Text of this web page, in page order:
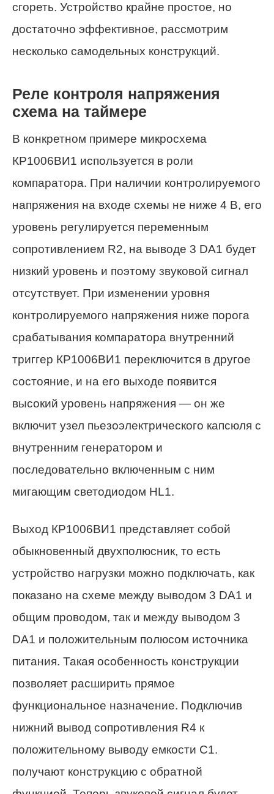
сгореть. Устройство крайне простое, но
достаточно эффективное, рассмотрим
несколько самодельных конструкций.
Реле контроля напряжения
схема на таймере
В конкретном примере микросхема
КР1006ВИ1 используется в роли
компаратора. При наличии контролируемого
напряжения на входе схемы не ниже 4 В, его
уровень регулируется переменным
сопротивлением R2, на выводе 3 DA1 будет
низкий уровень и поэтому звуковой сигнал
отсутствует. При изменении уровня
контролируемого напряжения ниже порога
срабатывания компаратора внутренний
триггер КР1006ВИ1 переключится в другое
состояние, и на его выходе появится
высокий уровень напряжения — он же
включит узел пьезоэлектрического капсюля с
внутренним генератором и
последовательно включенным с ним
мигающим светодиодом HL1.
Выход КР1006ВИ1 представляет собой
обыкновенный двухполюсник, то есть
устройство нагрузки можно подключать, как
показано на схеме между выводом 3 DA1 и
общим проводом, так и между выводом 3
DA1 и положительным полюсом источника
питания. Такая особенность конструкции
позволяет расширить прямое
функциональное назначение. Подключив
нижний вывод сопротивления R4 к
положительному выводу емкости С1.
получают конструкцию с обратной